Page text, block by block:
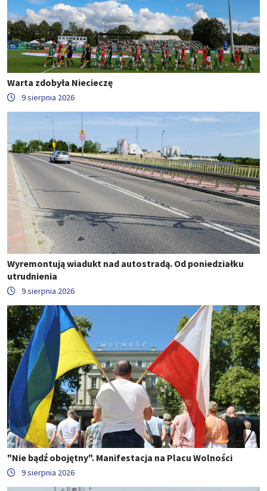
Warta zdobyła Niecieczę
9 sierpnia 2026
Wyremontują wiadukt nad autostradą. Od poniedziałku
utrudnienia
9 sierpnia 2026
"Nie bądź obojętny". Manifestacja na Placu Wolności
9 sierpnia 2026